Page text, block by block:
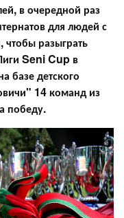
в очередной раз
для людей с
разыграть
Seni Cup в
базе детского
14 команд из
победу.